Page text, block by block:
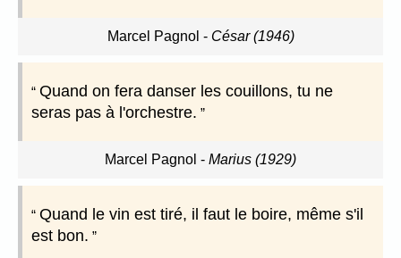
Marcel Pagnol - César (1946)
Quand on fera danser les couillons, tu ne
seras pas à l'orchestre.
Marcel Pagnol - Marius (1929)
Quand le vin est tiré, il faut le boire, même s'il
est bon.